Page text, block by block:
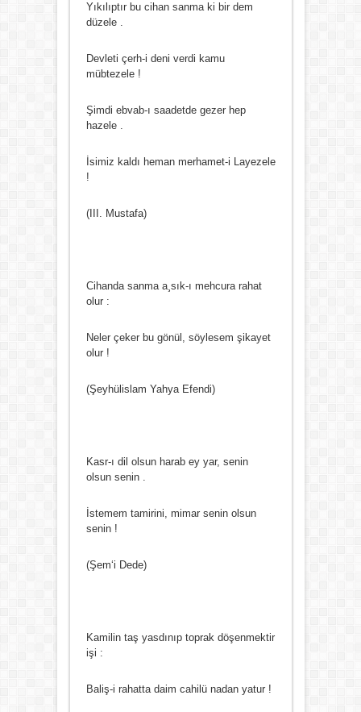
Yıkılıptır bu cihan sanma ki bir dem
düzele .
Devleti çerh-i deni verdi kamu
mübtezele !
Şimdi ebvab-ı saadetde gezer hep
hazele .
İsimiz kaldı heman merhamet-i Layezele
!
(III. Mustafa)
Cihanda sanma a¸sık-ı mehcura rahat
olur :
Neler çeker bu gönül, söylesem şikayet
olur !
(Şeyhülislam Yahya Efendi)
Kasr-ı dil olsun harab ey yar, senin
olsun senin .
İstemem tamirini, mimar senin olsun
senin !
(Şem‘i Dede)
Kamilin taş yasdınıp toprak döşenmektir
işi :
Baliş-i rahatta daim cahilü nadan yatur !